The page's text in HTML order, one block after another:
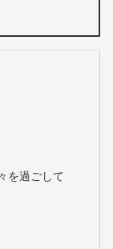
を過ごして